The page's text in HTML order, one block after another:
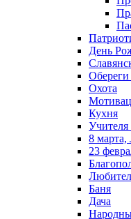
День
Охота
Кухня
8 марта,
23
Баня
Дача